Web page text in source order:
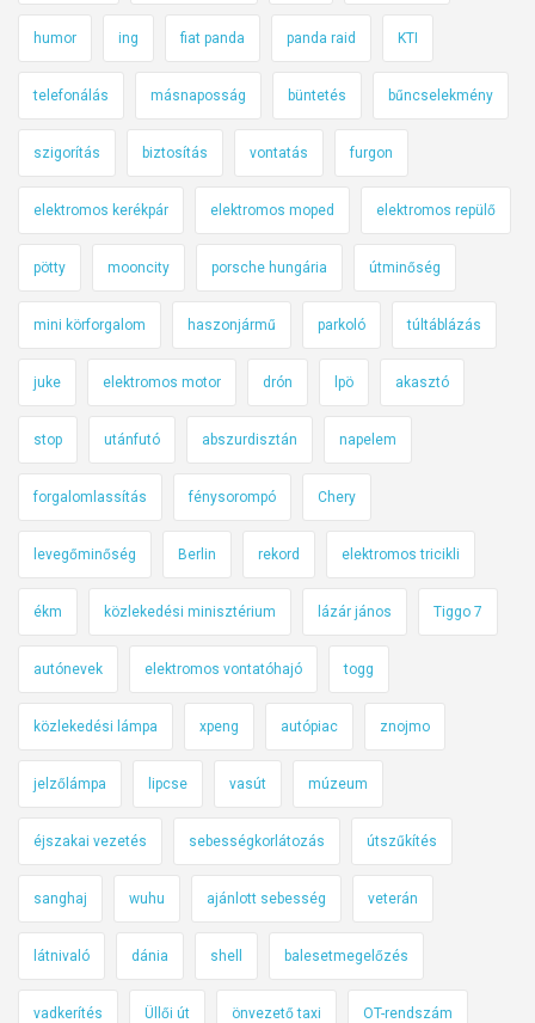
humor ing fiat panda panda raid KTI
telefonálás másnaposság büntetés bűncselekmény
szigorítás biztosítás vontatás furgon
elektromos kerékpár elektromos moped elektromos repülő
pötty mooncity porsche hungária útminőség
mini körforgalom haszonjármű parkoló túltáblázás
juke elektromos motor drón lpö akasztó
stop utánfutó abszurdisztán napelem
forgalomlassítás fénysorompó Chery
levegőminőség Berlin rekord elektromos tricikli
ékm közlekedési minisztérium lázár jános Tiggo 7
autónevek elektromos vontatóhajó togg
közlekedési lámpa xpeng autópiac znojmo
jelzőlámpa lipcse vasút múzeum
éjszakai vezetés sebességkorlátozás útszűkítés
sanghaj wuhu ajánlott sebesség veterán
látnivaló dánia shell balesetmegelőzés
vadkerítés Üllői út önvezető taxi OT-rendszám